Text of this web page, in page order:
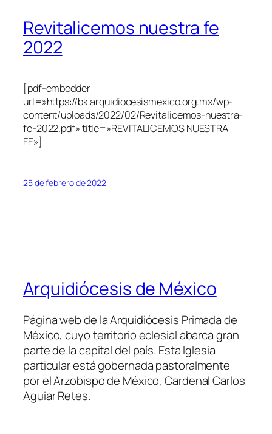
Revitalicemos nuestra fe
2022
[pdf-embedder
url=»https://bk.arquidiocesismexico.org.mx/wp-
content/uploads/2022/02/Revitalicemos-nuestra-
fe-2022.pdf» title=»REVITALICEMOS NUESTRA
FE»]
25 de febrero de 2022
Arquidiócesis de México
Página web de la Arquidiócesis Primada de
México, cuyo territorio eclesial abarca gran
parte de la capital del país. Esta Iglesia
particular está gobernada pastoralmente
por el Arzobispo de México, Cardenal Carlos
Aguiar Retes.